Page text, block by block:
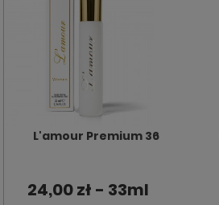
L'amour Premium 36
24,00 zł - 33ml